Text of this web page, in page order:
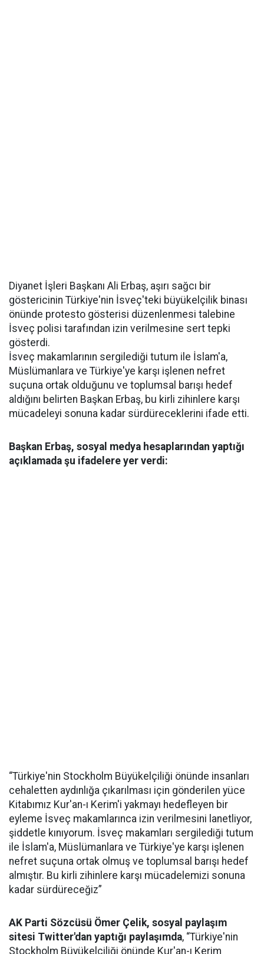
Diyanet İşleri Başkanı Ali Erbaş, aşırı sağcı bir
göstericinin Türkiye'nin İsveç'teki büyükelçilik binası
önünde protesto gösterisi düzenlenmesi talebine
İsveç polisi tarafından izin verilmesine sert tepki
gösterdi.
İsveç makamlarının sergilediği tutum ile İslam'a,
Müslümanlara ve Türkiye'ye karşı işlenen nefret
suçuna ortak olduğunu ve toplumsal barışı hedef
aldığını belirten Başkan Erbaş, bu kirli zihinlere karşı
mücadeleyi sonuna kadar sürdüreceklerini ifade etti.
Başkan Erbaş, sosyal medya hesaplarından yaptığı
açıklamada şu ifadelere yer verdi:
“Türkiye'nin Stockholm Büyükelçiliği önünde insanları
cehaletten aydınlığa çıkarılması için gönderilen yüce
Kitabımız Kur'an-ı Kerim'i yakmayı hedefleyen bir
eyleme İsveç makamlarınca izin verilmesini lanetliyor,
şiddetle kınıyorum. İsveç makamları sergilediği tutum
ile İslam'a, Müslümanlara ve Türkiye'ye karşı işlenen
nefret suçuna ortak olmuş ve toplumsal barışı hedef
almıştır. Bu kirli zihinlere karşı mücadelemizi sonuna
kadar sürdüreceğiz”
AK Parti Sözcüsü Ömer Çelik, sosyal paylaşım
sitesi Twitter'dan yaptığı paylaşımda, “Türkiye'nin
Stockholm Büyükelçiliği önünde Kur'an-ı Kerim